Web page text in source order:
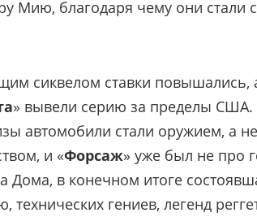
Мию, благодаря чему они стали
сиквелом ставки повышались,
» вывели серию за пределы
автомобили стали оружием, а не
и «Форсаж» уже был не про
Дома, в конечном итоге
технических гениев, легенд